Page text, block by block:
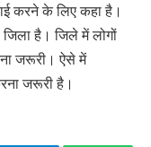
करने के लिए कहा है।
है। जिले में लोगों
जरूरी। ऐसे में
जरूरी है।